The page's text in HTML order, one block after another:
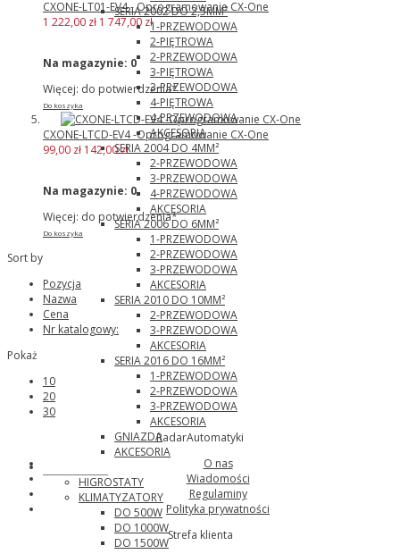
SERIA 2002 DO 2,5MM²
1-PRZEWODOWA
2-PIĘTROWA
2-PRZEWODOWA
3-PIĘTROWA
3-PRZEWODOWA
4-PIĘTROWA
4-PRZEWODOWA
AKCESORIA
SERIA 2004 DO 4MM²
2-PRZEWODOWA
3-PRZEWODOWA
4-PRZEWODOWA
AKCESORIA
SERIA 2006 DO 6MM²
1-PRZEWODOWA
2-PRZEWODOWA
3-PRZEWODOWA
AKCESORIA
SERIA 2010 DO 10MM²
2-PRZEWODOWA
3-PRZEWODOWA
AKCESORIA
SERIA 2016 DO 16MM²
1-PRZEWODOWA
2-PRZEWODOWA
3-PRZEWODOWA
AKCESORIA
GNIAZDA
AKCESORIA
HIGROSTATY
KLIMATYZATORY
DO 500W
DO 1000W
DO 1500W
CXONE-LT01-EV4 - Oprogramowanie CX-One
1 222,00 zł 1 747,00 zł
Na magazynie: 0
Więcej: do potwierdzenia*
Do koszyka
CXONE-LTCD-EV4 -Oprogramowanie CX-One
99,00 zł 142,00 zł
Na magazynie: 0
Więcej: do potwierdzenia*
Do koszyka
Sort by
Pozycja
Nazwa
Cena
Nr katalogowy:
Pokaż
10
20
30
RadarAutomatyki
O nas
Wiadomości
Regulaminy
Polityka prywatności
Strefa klienta